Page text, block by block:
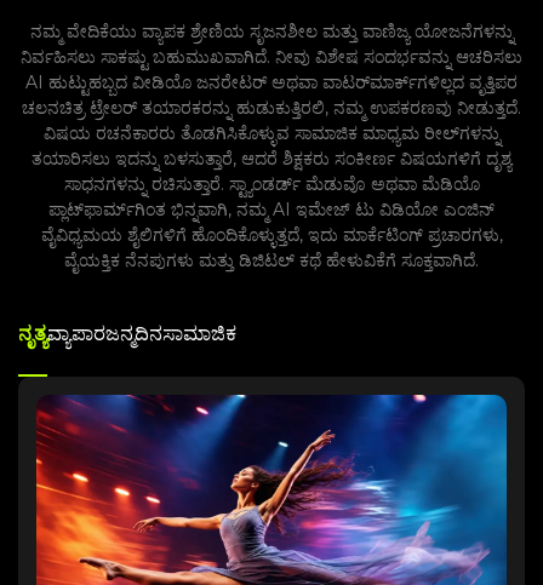
ನಮ್ಮ ವೇದಿಕೆಯು ವ್ಯಾಪಕ ಶ್ರೇಣಿಯ ಸೃಜನಶೀಲ ಮತ್ತು ವಾಣಿಜ್ಯ ಯೋಜನೆಗಳನ್ನು
ನಿರ್ವಹಿಸಲು ಸಾಕಷ್ಟು ಬಹುಮುಖವಾಗಿದೆ. ನೀವು ವಿಶೇಷ ಸಂದರ್ಭವನ್ನು ಆಚರಿಸಲು
AI ಹುಟ್ಟುಹಬ್ಬದ ವೀಡಿಯೊ ಜನರೇಟರ್ ಅಥವಾ ವಾಟರ್‌ಮಾರ್ಕ್‌ಗಳಿಲ್ಲದ ವೃತ್ತಿಪರ
ಚಲನಚಿತ್ರ ಟ್ರೇಲರ್ ತಯಾರಕರನ್ನು ಹುಡುಕುತ್ತಿರಲಿ, ನಮ್ಮ ಉಪಕರಣವು ನೀಡುತ್ತದೆ.
ವಿಷಯ ರಚನೆಕಾರರು ತೊಡಗಿಸಿಕೊಳ್ಳುವ ಸಾಮಾಜಿಕ ಮಾಧ್ಯಮ ರೀಲ್‌ಗಳನ್ನು
ತಯಾರಿಸಲು ಇದನ್ನು ಬಳಸುತ್ತಾರೆ, ಆದರೆ ಶಿಕ್ಷಕರು ಸಂಕೀರ್ಣ ವಿಷಯಗಳಿಗೆ ದೃಶ್ಯ
ಸಾಧನಗಳನ್ನು ರಚಿಸುತ್ತಾರೆ. ಸ್ಟ್ಯಾಂಡರ್ಡ್ ಮೆಡುವೊ ಅಥವಾ ಮೆಡಿಯೊ
ಪ್ಲಾಟ್‌ಫಾರ್ಮ್‌ಗಿಂತ ಭಿನ್ನವಾಗಿ, ನಮ್ಮ AI ಇಮೇಜ್ ಟು ವಿಡಿಯೋ ಎಂಜಿನ್
ವೈವಿಧ್ಯಮಯ ಶೈಲಿಗಳಿಗೆ ಹೊಂದಿಕೊಳ್ಳುತ್ತದೆ, ಇದು ಮಾರ್ಕೆಟಿಂಗ್ ಪ್ರಚಾರಗಳು,
ವೈಯಕ್ತಿಕ ನೆನಪುಗಳು ಮತ್ತು ಡಿಜಿಟಲ್ ಕಥೆ ಹೇಳುವಿಕೆಗೆ ಸೂಕ್ತವಾಗಿದೆ.
ನೃತ್ಯವ್ಯಾಪಾರಜನ್ಮದಿನಸಾಮಾಜಿಕ